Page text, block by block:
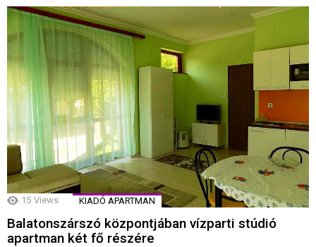
15 Views KIADÓ APARTMAN
Balatonszárszó központjában vízparti stúdió
apartman két fő részére